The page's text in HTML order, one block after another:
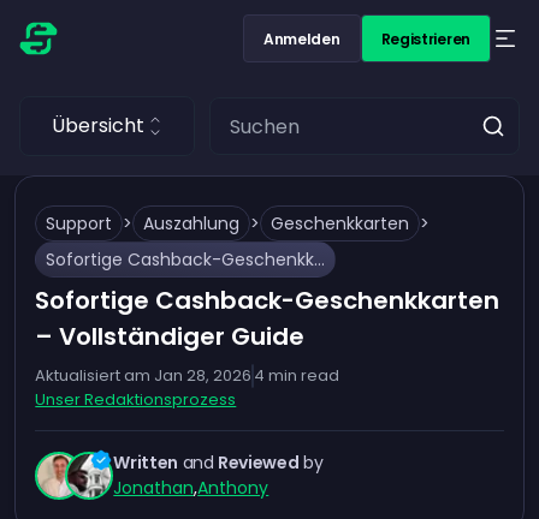
Anmelden Registrieren
Übersicht
Support > Auszahlung > Geschenkkarten >
Sofortige Cashback-Geschenkkarten – Vollständiger Guide
Sofortige Cashback-Geschenkkarten
– Vollständiger Guide
Aktualisiert am Jan 28, 2026 4 min read
Unser Redaktionsprozess
Written and Reviewed by
Jonathan,Anthony